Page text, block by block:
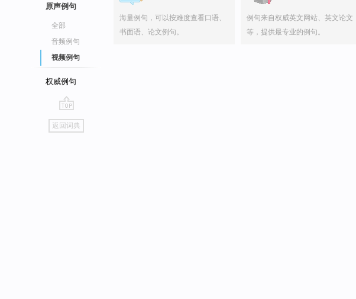
原声例句
全部
音频例句
视频例句
权威例句
go
top
返回词典
海量例句，可以按难度查看口语、
书面语、论文例句。
例句来自权威英文网站、英文论文
等，提供最专业的例句。